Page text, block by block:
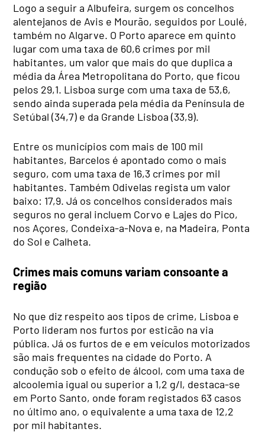
Logo a seguir a Albufeira, surgem os concelhos
alentejanos de Avis e Mourão, seguidos por Loulé,
também no Algarve. O Porto aparece em quinto
lugar com uma taxa de 60,6 crimes por mil
habitantes, um valor que mais do que duplica a
média da Área Metropolitana do Porto, que ficou
pelos 29,1. Lisboa surge com uma taxa de 53,6,
sendo ainda superada pela média da Península de
Setúbal (34,7) e da Grande Lisboa (33,9).
Entre os municípios com mais de 100 mil
habitantes, Barcelos é apontado como o mais
seguro, com uma taxa de 16,3 crimes por mil
habitantes. Também Odivelas regista um valor
baixo: 17,9. Já os concelhos considerados mais
seguros no geral incluem Corvo e Lajes do Pico,
nos Açores, Condeixa-a-Nova e, na Madeira, Ponta
do Sol e Calheta.
Crimes mais comuns variam consoante a
região
No que diz respeito aos tipos de crime, Lisboa e
Porto lideram nos furtos por esticão na via
pública. Já os furtos de e em veículos motorizados
são mais frequentes na cidade do Porto. A
condução sob o efeito de álcool, com uma taxa de
alcoolemia igual ou superior a 1,2 g/l, destaca-se
em Porto Santo, onde foram registados 63 casos
no último ano, o equivalente a uma taxa de 12,2
por mil habitantes.